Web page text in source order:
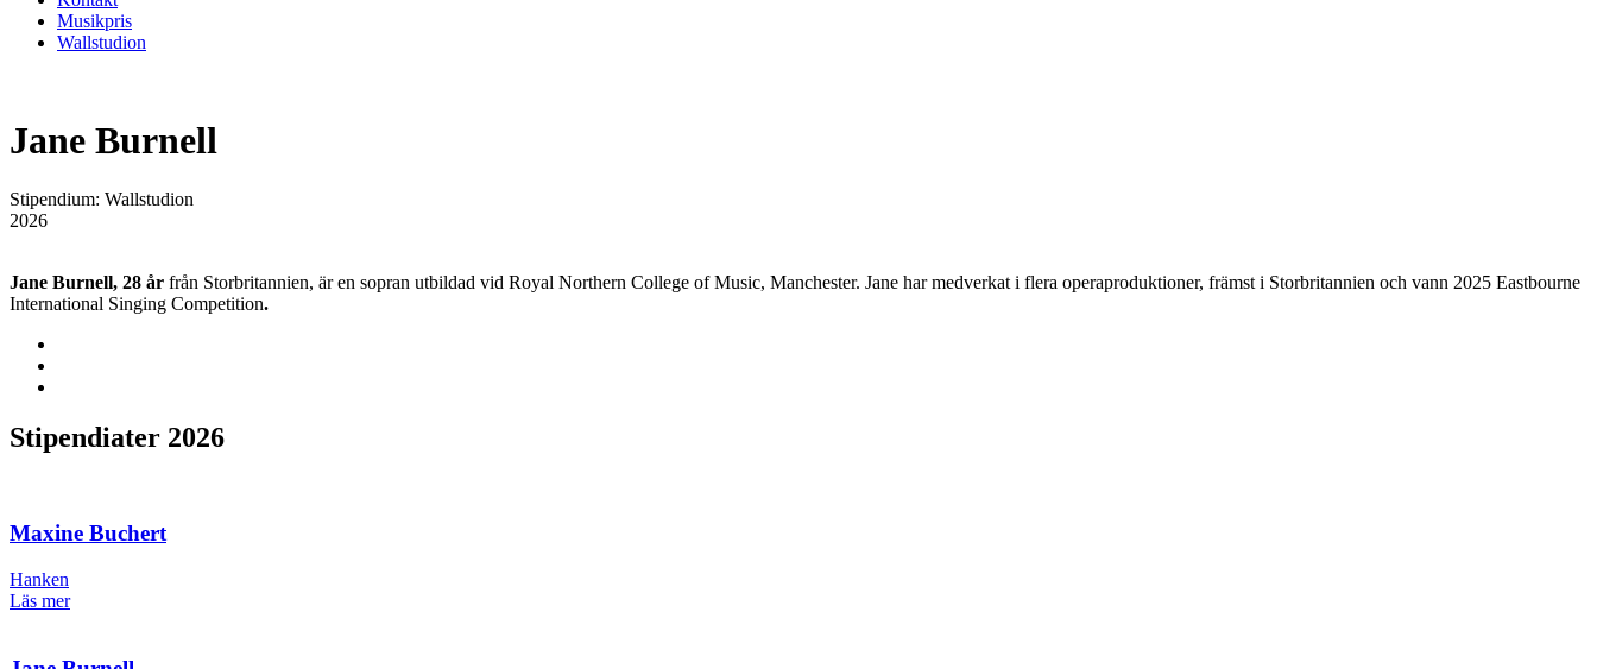
Musikpris
Wallstudion
Jane Burnell
Stipendium: Wallstudion
2026
Jane Burnell, 28 år från Storbritannien, är en sopran utbildad vid Royal Northern College of Music, Manchester. Jane har medverkat i flera operaproduktioner, främst i Storbritannien och vann 2025 Eastbourne
International Singing Competition.
Stipendiater 2026
Maxine Buchert
Hanken
Läs mer